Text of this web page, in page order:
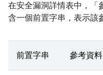
在安全漏洞詳情表中，「
含一個前置字串，表示該
前置字串 參考資料